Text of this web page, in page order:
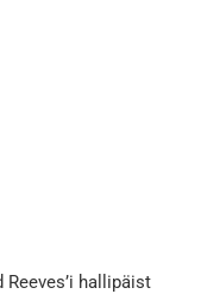
hallipäist